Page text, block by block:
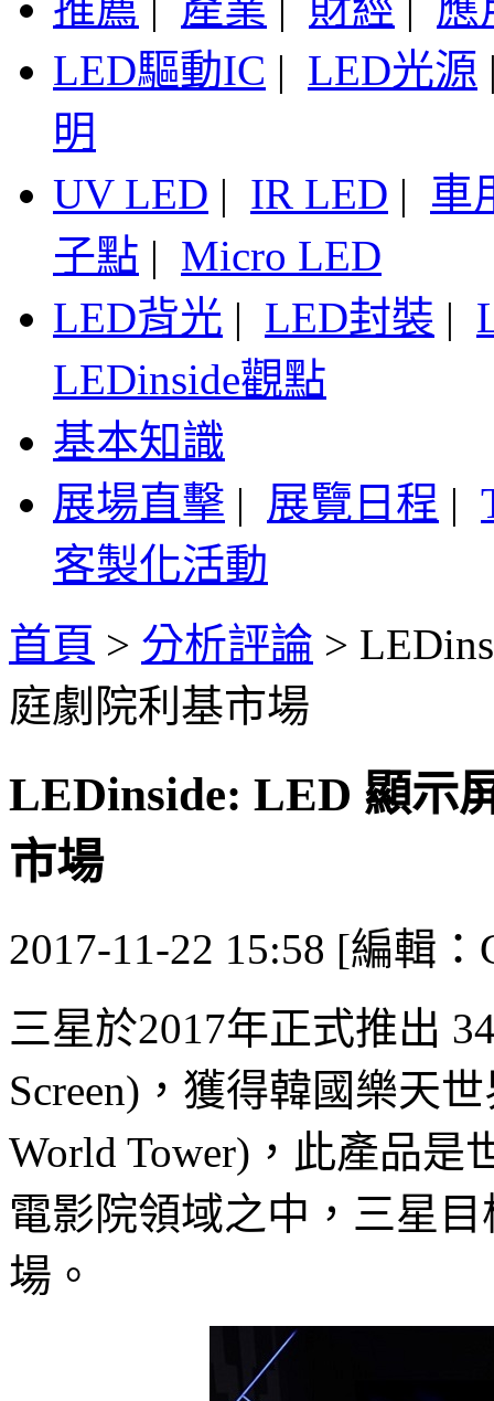
LED驅動IC | LED光源
明
UV LED | IR LED | 車
子點 | Micro LED
LED背光 | LED封裝 |
LEDinside觀點
基本知識
展場直擊 | 展覽日程 |
客製化活動
首頁 > 分析評論 >
庭劇院利基市場
LEDinside: LED 顯示
市場
2017-11-22 15:58 [編輯：
三星於2017年正式推出
Screen)，獲得韓國樂天
World Tower)，此產品是
電影院領域之中，三星
場。